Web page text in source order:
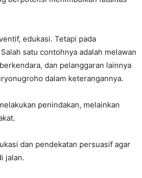
I WANT IN
the
edukasi. Tetapi pada
satu contohnya adalah melawan
dan pelanggaran lainnya
dalam keterangannya.
penindakan, melainkan
dan pendekatan persuasif agar
jalan.